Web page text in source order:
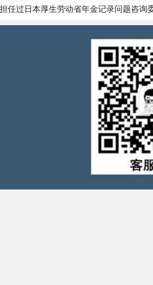
过日本厚生劳动省年金记录问题咨询